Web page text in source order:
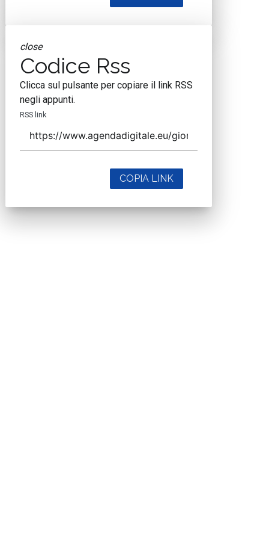
close
Codice Rss
Clicca sul pulsante per copiare il link RSS
negli appunti.
RSS link
COPIA LINK